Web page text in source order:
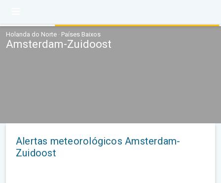
Holanda do Norte · Países Baixos
Amsterdam-Zuidoost
Alertas meteorológicos Amsterdam-
Zuidoost